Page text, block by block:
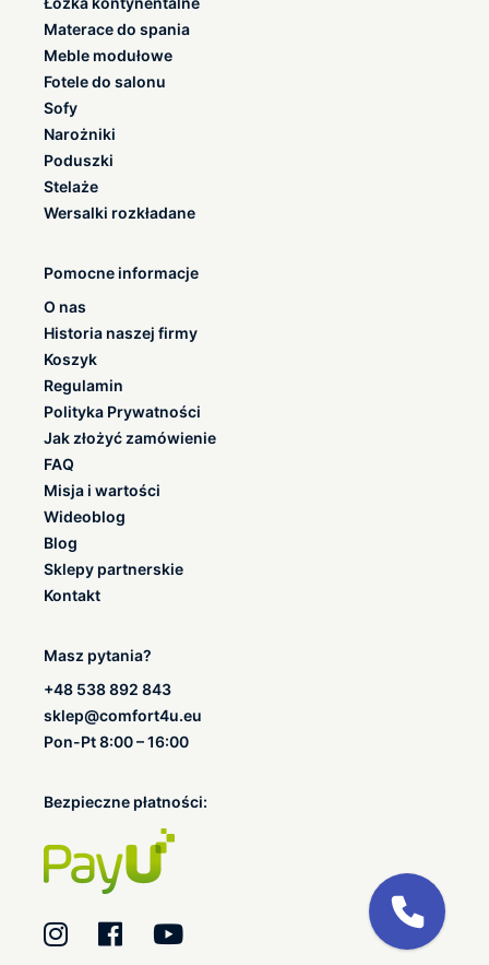
Materace do spania
Meble modułowe
Fotele do salonu
Sofy
Narożniki
Poduszki
Stelaże
Wersalki rozkładane
Pomocne informacje
O nas
Historia naszej firmy
Koszyk
Regulamin
Polityka Prywatności
Jak złożyć zamówienie
FAQ
Misja i wartości
Wideoblog
Blog
Sklepy partnerskie
Kontakt
Masz pytania?
+48 538 892 843
sklep@comfort4u.eu
Pon-Pt 8:00 – 16:00
Bezpieczne płatności: